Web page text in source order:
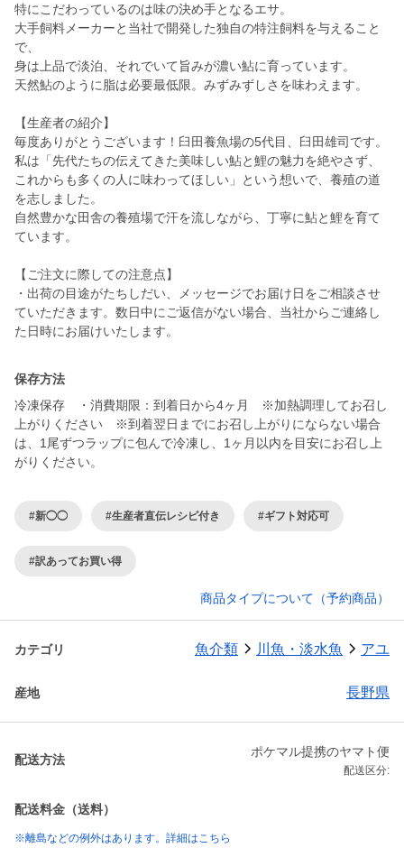
特にこだわっているのは味の決め手となるエサ。
大手飼料メーカーと当社で開発した独自の特注飼料を与えること
で、
身は上品で淡泊、それでいて旨みが濃い鮎に育っています。
天然鮎のように脂は必要最低限。みずみずしさを味わえます。
【生産者の紹介】
毎度ありがとうございます！臼田養魚場の5代目、臼田雄司です。
私は「先代たちの伝えてきた美味しい鮎と鯉の魅力を絶やさず、
これからも多くの人に味わってほしい」という想いで、養殖の道
を志しました。
自然豊かな田舎の養殖場で汗を流しながら、丁寧に鮎と鯉を育て
ています。
【ご注文に際しての注意点】
・出荷の目途がたちしだい、メッセージでお届け日をご相談させ
ていただきます。数日中にご返信がない場合、当社からご連絡し
た日時にお届けいたします。
保存方法
冷凍保存 ・消費期限：到着日から4ヶ月 ※加熱調理してお召し
上がりください ※到着翌日までにお召し上がりにならない場合
は、1尾ずつラップに包んで冷凍し、1ヶ月以内を目安にお召し上
がりください。
#新◯◯ #生産者直伝レシピ付き #ギフト対応可
#訳あってお買い得
商品タイプについて（予約商品）
カテゴリ 魚介類 川魚・淡水魚 アユ
産地 長野県
配送方法
ポケマル提携のヤマト便
配送区分:
配送料金（送料）
※離島などの例外はあります。詳細はこちら